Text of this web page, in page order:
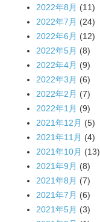
2022年8月 (11)
2022年7月 (24)
2022年6月 (12)
2022年5月 (8)
2022年4月 (9)
2022年3月 (6)
2022年2月 (7)
2022年1月 (9)
2021年12月 (5)
2021年11月 (4)
2021年10月 (13)
2021年9月 (8)
2021年8月 (7)
2021年7月 (6)
2021年5月 (3)